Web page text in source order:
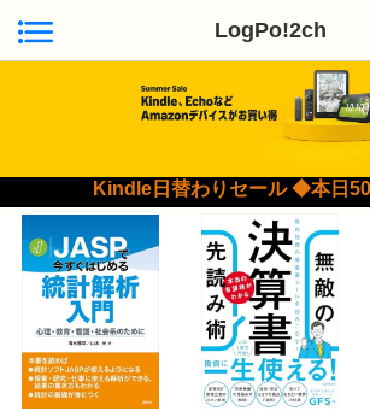
LogPo!2ch
Kindle日替わりセール ◆本日